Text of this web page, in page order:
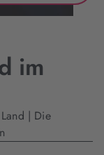
im
| Die